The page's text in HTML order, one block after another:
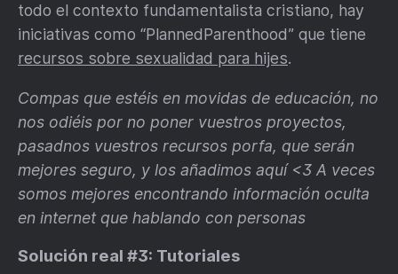
todo el contexto fundamentalista cristiano, hay
iniciativas como “PlannedParenthood” que tiene
recursos sobre sexualidad para hijes.
Compas que estéis en movidas de educación, no
nos odiéis por no poner vuestros proyectos,
pasadnos vuestros recursos porfa, que serán
mejores seguro, y los añadimos aquí <3 A veces
somos mejores encontrando información oculta
en internet que hablando con personas
Solución real #3: Tutoriales